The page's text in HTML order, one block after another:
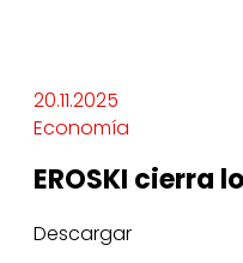
20.11.2025
Economía
EROSKI
Descargar